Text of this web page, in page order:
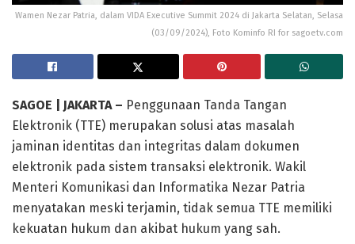
Wamen Nezar Patria, dalam VIDA Executive Summit 2024 di Jakarta Selatan, Selasa
(03/09/2024), Foto Kominfo RI for sagoetv.com
SAGOE | JAKARTA – Penggunaan Tanda Tangan
Elektronik (TTE) merupakan solusi atas masalah
jaminan identitas dan integritas dalam dokumen
elektronik pada sistem transaksi elektronik. Wakil
Menteri Komunikasi dan Informatika Nezar Patria
menyatakan meski terjamin, tidak semua TTE memiliki
kekuatan hukum dan akibat hukum yang sah.